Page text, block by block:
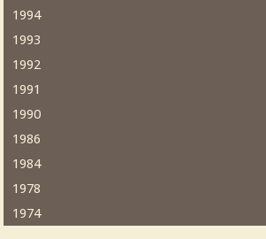
1994
1993
1992
1991
1990
1986
1984
1978
1974